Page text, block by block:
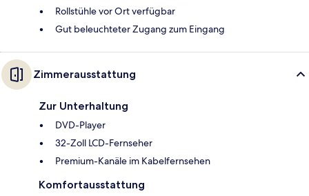
Rollstühle vor Ort verfügbar
Gut beleuchteter Zugang zum Eingang
Zimmerausstattung
Zur Unterhaltung
DVD-Player
32-Zoll LCD-Fernseher
Premium-Kanäle im Kabelfernsehen
Komfortausstattung